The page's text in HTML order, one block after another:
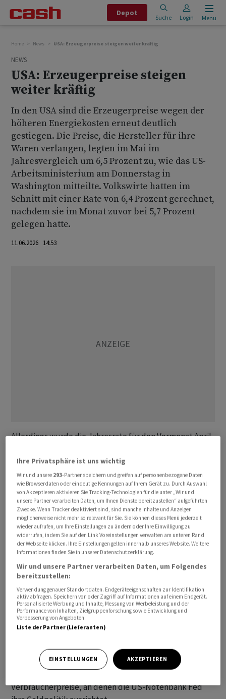
Depot
Suche Login Menu
Home News USA: Erzeugerpreise steigen weiter kräftig
NEWS
USA: Erzeugerpreise steigen
weiter kräftig
In den USA sind die Erzeugerpreise wegen der
höheren Energiekosten erneut deutlich
gestiegen. Die Preise, die Hersteller für ihre
Waren verlangen, legten im Mai im
Jahresvergleich um 6,5 Prozent zu, wie das US-
Arbeitsministerium am Donnerstag in
Washington mitteilte. Volkswirte hatten im
Schnitt mit einer Rate von 6,4 Prozent gerechnet,
nachdem sie im Monat zuvor bei 5,7 Prozent
gelegen hatte.
11.06.2026 14:53
Allerdings wurde die Jahresrate für den Vormonat April
Prozent betragen hatte. Seit mittlerweile drei Monaten
geht es mit den US-Erzeugerpreisen kräftig nach oben,
nachdem die Jahresrate im Februar und damit vor dem
Iran-Krieg bei 3,4 Prozent gelegen hatte.
Angetrieben wurden die Erzeugerpreise unter anderem
durch steigende Kosten für Energie. Diese zogen im Mai
im Jahresvergleich um 36,6 Prozent an. Die Kernrate, bei
der schwankungsanfällige Preise für Energie und
Nahrungsmittel ausgeklammert werden, verharrte auf
4,9 Prozent und ist damit geringer als erwartet
ausgefallen.
Im Vergleich zum Vormonat stiegen die Erzeugerpreise
0,7 Prozent erwartet.
Verbraucherpreise, an denen die US-Notenbank Fed
Ihre Privatsphäre ist uns wichtig
Wir und unsere 293-Partner speichern und greifen auf personenbezogene Daten
wie Browserdaten oder eindeutige Kennungen auf Ihrem Gerät zu. Durch Auswahl
von Akzeptieren aktivieren Sie Tracking-Technologien für die unter „Wir und
unsere Partner verarbeiten Daten, um Ihnen Dienste bereitzustellen“ aufgeführten
Zwecke. Wenn Tracker deaktiviert sind, sind manche Inhalte und Anzeigen
möglicherweise nicht mehr so relevant für Sie. Sie können dieses Menü jederzeit
wieder aufrufen, um Ihre Einstellungen zu ändern oder Ihre Einwilligung zu
widerrufen, indem Sie auf den Link Voreinstellungen verwalten am unteren Rand
der Webseite klicken. Ihre Einstellungen gelten innerhalb unseres Website. Weitere
Informationen finden Sie in unserer Datenschutzerklärung.
Wir und unsere Partner verarbeiten Daten, um Folgendes
bereitzustellen:
Verwendung genauer Standortdaten. Endgeräteeigenschaften zur Identifikation
aktiv abfragen. Speichern von oder Zugriff auf Informationen auf einem Endgerät.
Personalisierte Werbung und Inhalte, Messung von Werbeleistung und der
Performance von Inhalten, Zielgruppenforschung sowie Entwicklung und
Verbesserung von Angeboten.
Liste der Partner (Lieferanten)
EINSTELLUNGEN AKZEPTIEREN